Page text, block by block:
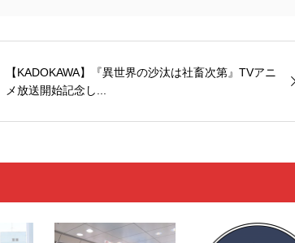
【KADOKAWA】『異世界の沙汰は社畜次第』TVアニ
メ放送開始記念し...